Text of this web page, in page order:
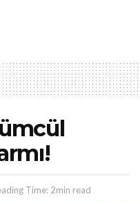
Time: 2min read